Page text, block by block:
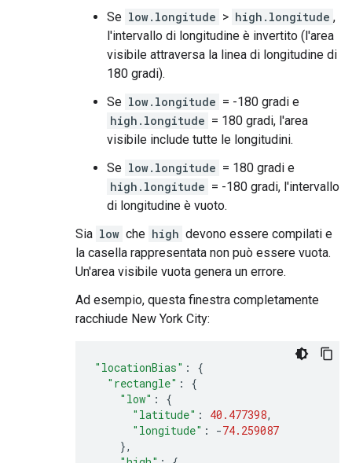
Se low.longitude > high.longitude ,
l'intervallo di longitudine è invertito (l'area
visibile attraversa la linea di longitudine di
180 gradi).
Se low.longitude = -180 gradi e
high.longitude = 180 gradi, l'area
visibile include tutte le longitudini.
Se low.longitude = 180 gradi e
high.longitude = -180 gradi, l'intervallo
di longitudine è vuoto.
Sia low che high devono essere compilati e
la casella rappresentata non può essere vuota.
Un'area visibile vuota genera un errore.
Ad esempio, questa finestra completamente
racchiude New York City:
"locationBias" :
{
"rectangle" :
{
"low" :
{
"latitude" : 40.477398,
"longitude" : -74.259087
},